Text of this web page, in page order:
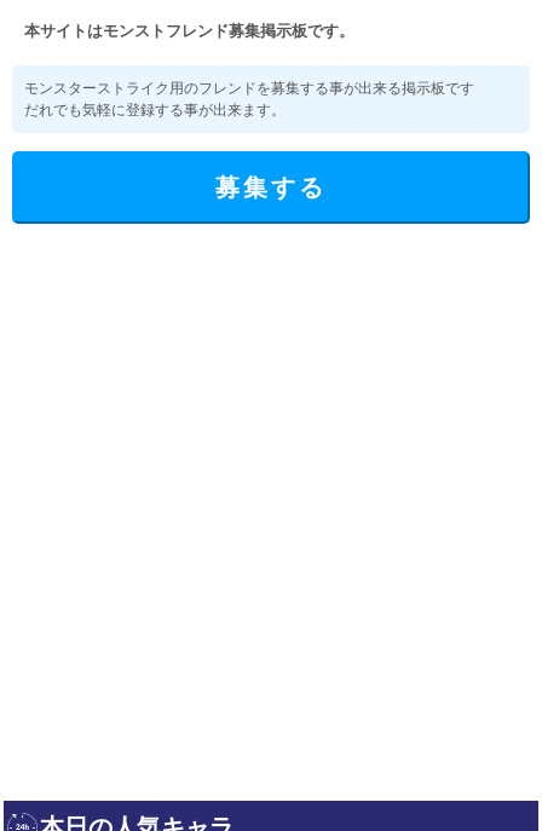
本サイトはモンストフレンド募集掲示板です。
モンスターストライク用のフレンドを募集する事が出来る掲示板です
だれでも気軽に登録する事が出来ます。
募集する